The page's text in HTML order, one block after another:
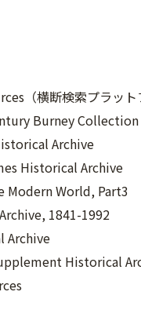
（横断検索プラット
Burney
Archive
Historical Archive
Modern World, Part3
1841-1992
Archive
Historical